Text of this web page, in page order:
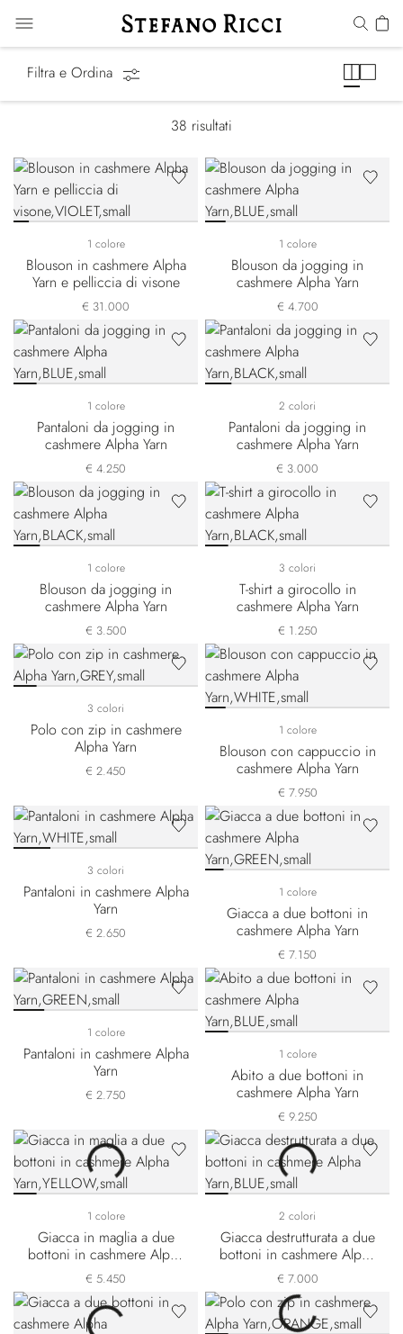
Filtra e Ordina
38 risultati
1 colore
Blouson in cashmere Alpha
Yarn e pelliccia di visone
€ 31.000
1 colore
Blouson da jogging in
cashmere Alpha Yarn
€ 4.700
1 colore
Pantaloni da jogging in
cashmere Alpha Yarn
€ 4.250
2 colori
Pantaloni da jogging in
cashmere Alpha Yarn
€ 3.000
1 colore
Blouson da jogging in
cashmere Alpha Yarn
€ 3.500
3 colori
T-shirt a girocollo in
cashmere Alpha Yarn
€ 1.250
3 colori
Polo con zip in cashmere
Alpha Yarn
€ 2.450
1 colore
Blouson con cappuccio in
cashmere Alpha Yarn
€ 7.950
3 colori
Pantaloni in cashmere Alpha
Yarn
€ 2.650
1 colore
Giacca a due bottoni in
cashmere Alpha Yarn
€ 7.150
1 colore
Pantaloni in cashmere Alpha
Yarn
€ 2.750
1 colore
Abito a due bottoni in
cashmere Alpha Yarn
€ 9.250
1 colore
Giacca in maglia a due
bottoni in cashmere Alpha
Yarn
€ 5.450
2 colori
Giacca destrutturata a due
bottoni in cashmere Alpha
Yarn
€ 7.000